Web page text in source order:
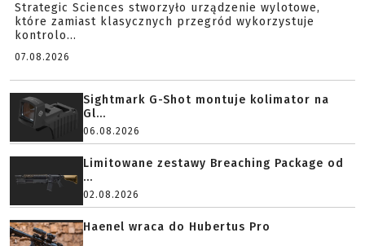
Strategic Sciences stworzyło urządzenie wylotowe,
które zamiast klasycznych przegród wykorzystuje
kontrolo...
07.08.2026
Sightmark G-Shot montuje kolimator na
Gl...
06.08.2026
Limitowane zestawy Breaching Package od
...
02.08.2026
Haenel wraca do Hubertus Pro